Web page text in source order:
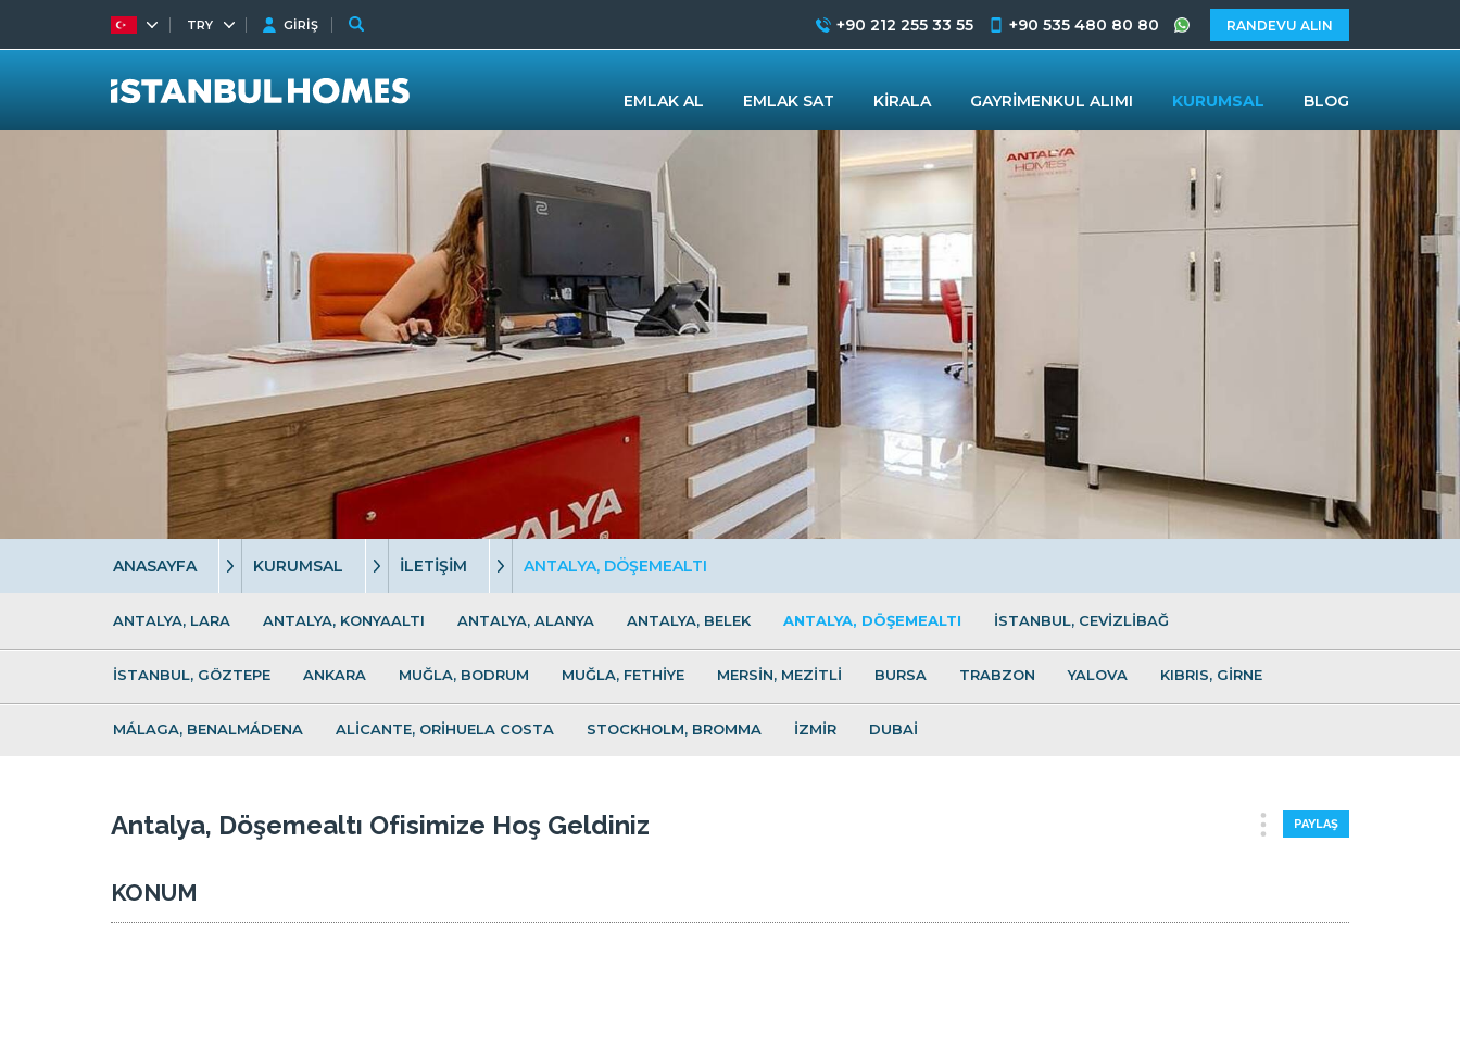
ANASAYFA KURUMSAL İLETİŞİM ANTALYA, DÖŞEMEALTI
ANTALYA, LARA ANTALYA, KONYAALTI ANTALYA, ALANYA ANTALYA, BELEK ANTALYA, DÖŞEMEALTI İSTANBUL, CEVİZLİBAĞ
İSTANBUL, GÖZTEPE ANKARA MUĞLA, BODRUM MUĞLA, FETHİYE MERSİN, MEZİTLİ BURSA TRABZON YALOVA KIBRIS, GİRNE
MÁLAGA, BENALMÁDENA ALİCANTE, ORİHUELA COSTA STOCKHOLM, BROMMA İZMİR DUBAİ
PAYLAŞ
Antalya, Döşemealtı Ofisimize Hoş Geldiniz
KONUM
TRY GİRİŞ +90 212 255 33 55 +90 535 480 80 80 RANDEVU ALIN
EMLAK AL EMLAK SAT KİRALA GAYRİMENKUL ALIMI KURUMSAL BLOG